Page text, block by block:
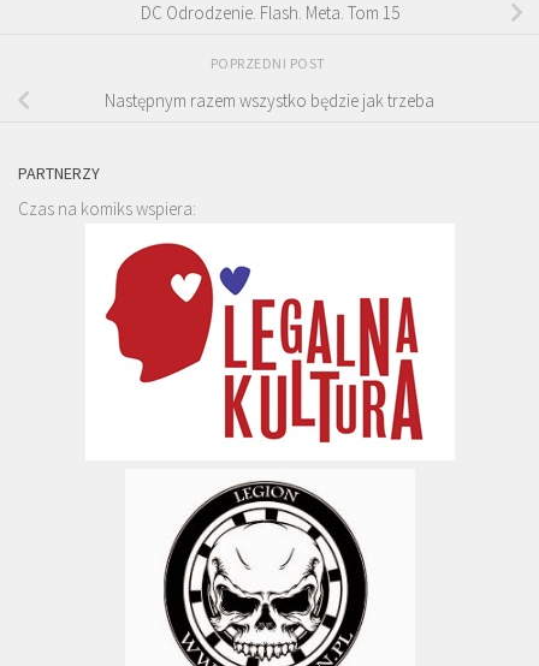
DC Odrodzenie. Flash. Meta. Tom 15
POPRZEDNI POST
Następnym razem wszystko będzie jak trzeba
PARTNERZY
Czas na komiks wspiera: